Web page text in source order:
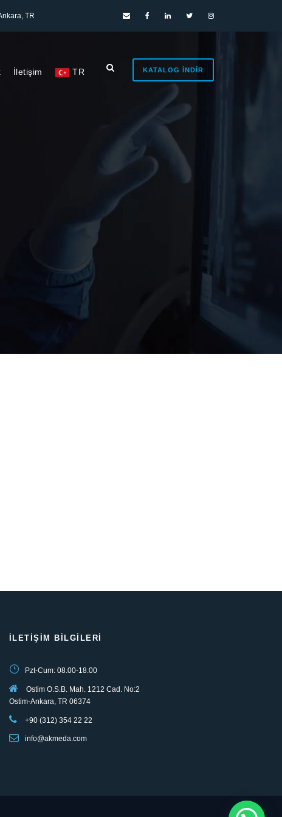
TR
İletişim TR KATALOG İNDIR
İLETIŞIM BILGILERI
Pzt-Cum: 08.00-18.00
Ostim O.S.B. Mah. 1212 Cad. No:2
Ostim-Ankara, TR 06374
+90 (312) 354 22 22
info@akmeda.com